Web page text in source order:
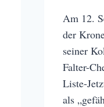
Am 12.
der
seiner
Falter-
Liste-
als